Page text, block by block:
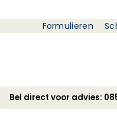
Formulieren
Bel direct voor advies: